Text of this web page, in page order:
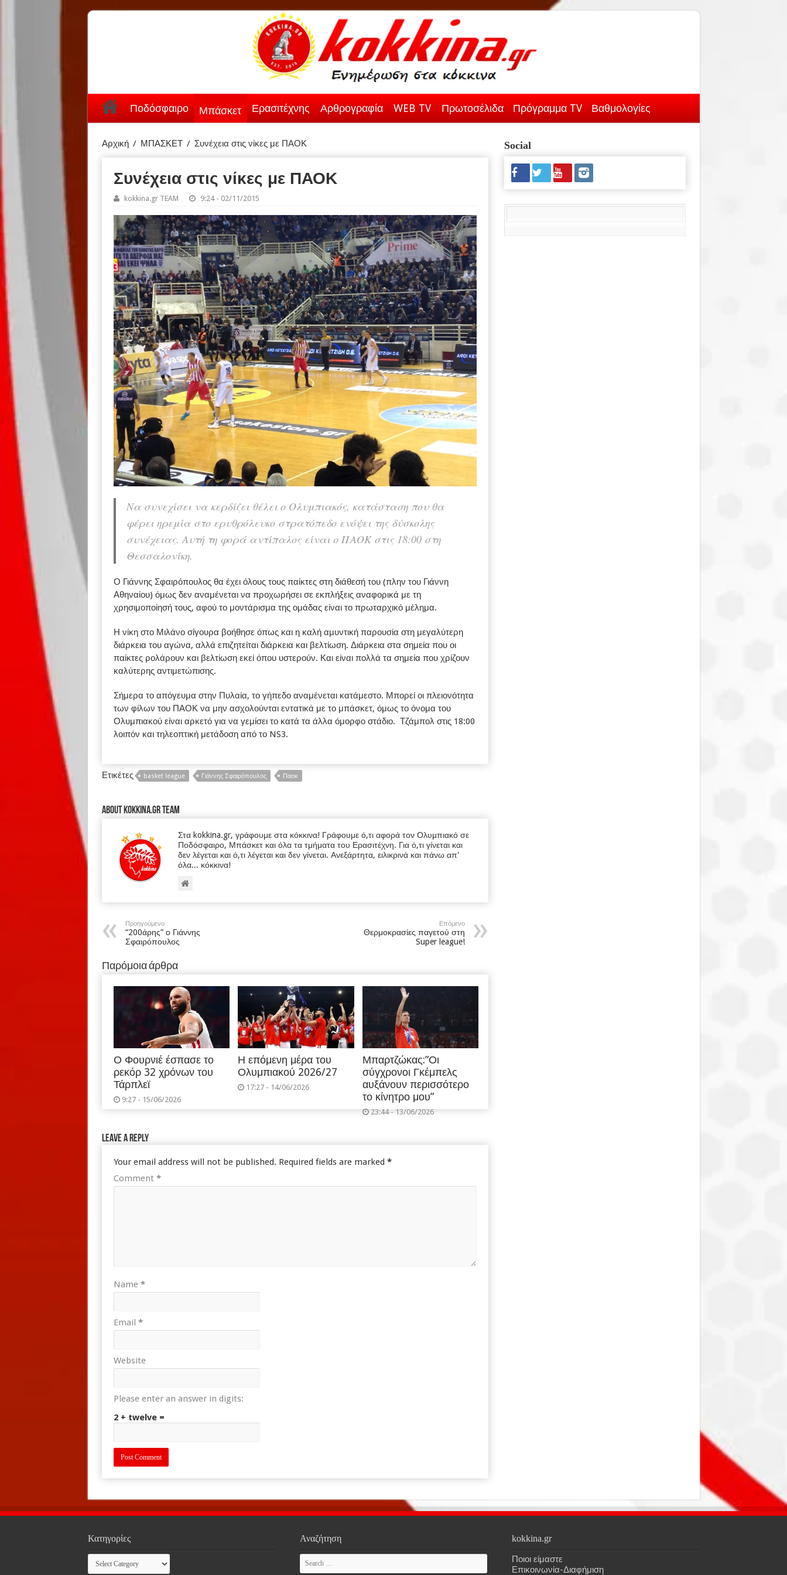
Ποδόσφαιρο Μπάσκετ Ερασιτέχνης Αρθρογραφία WEB TV Πρωτοσέλιδα Πρόγραμμα TV Βαθμολογίες
Αρχική / ΜΠΑΣΚΕΤ / Συνέχεια στις νίκες με ΠΑΟΚ
Συνέχεια στις νίκες με ΠΑΟΚ
kokkina.gr TEAM 9:24 - 02/11/2015
Να συνεχίσει να κερδίζει θέλει ο Ολυμπιακός, κατάσταση που θα
φέρει ηρεμία στο ερυθρόλευκο στρατόπεδο ενόψει της δύσκολης
συνέχειας. Αυτή τη φορά αντίπαλος είναι ο ΠΑΟΚ στις 18:00 στη
Θεσσαλονίκη.
Ο Γιάννης Σφαιρόπουλος θα έχει όλους τους παίκτες στη διάθεσή του (πλην του Γιάννη
Αθηναίου) όμως δεν αναμένεται να προχωρήσει σε εκπλήξεις αναφορικά με τη
χρησιμοποίησή τους, αφού το μοντάρισμα της ομάδας είναι το πρωταρχικό μέλημα.
Η νίκη στο Μιλάνο σίγουρα βοήθησε όπως και η καλή αμυντική παρουσία στη μεγαλύτερη
διάρκεια του αγώνα, αλλά επιζητείται διάρκεια και βελτίωση. Διάρκεια στα σημεία που οι
παίκτες ρολάρουν και βελτίωση εκεί όπου υστερούν. Και είναι πολλά τα σημεία που χρίζουν
καλύτερης αντιμετώπισης.
Σήμερα το απόγευμα στην Πυλαία, το γήπεδο αναμένεται κατάμεστο. Μπορεί οι πλειονότητα
των φίλων του ΠΑΟΚ να μην ασχολούνται εντατικά με το μπάσκετ, όμως το όνομα του
Ολυμπιακού είναι αρκετό για να γεμίσει το κατά τα άλλα όμορφο στάδιο. Τζάμπολ στις 18:00
λοιπόν και τηλεοπτική μετάδοση από το NS3.
Ετικέτες basket league Γιάννης Σφαιρόπουλος Παοκ
About kokkina.gr TEAM
Στα kokkina.gr, γράφουμε στα κόκκινα! Γράφουμε ό,τι αφορά τον Ολυμπιακό σε
Ποδόσφαιρο, Μπάσκετ και όλα τα τμήματα του Ερασιτέχνη. Για ό,τι γίνεται και
δεν λέγεται και ό,τι λέγεται και δεν γίνεται. Ανεξάρτητα, ειλικρινά και πάνω απ'
όλα... κόκκινα!
Προηγούμενο
“200άρης” ο Γιάννης
Σφαιρόπουλος
Επόμενο
Θερμοκρασίες παγετού στη
Super league!
Παρόμοια άρθρα
Ο Φουρνιέ έσπασε το
ρεκόρ 32 χρόνων του
Τάρπλεϊ
9:27 - 15/06/2026
Η επόμενη μέρα του
Ολυμπιακού 2026/27
17:27 - 14/06/2026
Μπαρτζώκας:”Οι
σύγχρονοι Γκέμπελς
αυξάνουν περισσότερο
το κίνητρο μου”
23:44 - 13/06/2026
Leave a Reply
Your email address will not be published. Required fields are marked *
Comment *
Name *
Email *
Website
Please enter an answer in digits:
2 + twelve =
Social
Κατηγορίες
Κατηγορίες
Αναζήτηση kokkina.gr
Ποιοι είμαστε
Επικοινωνία-Διαφήμιση